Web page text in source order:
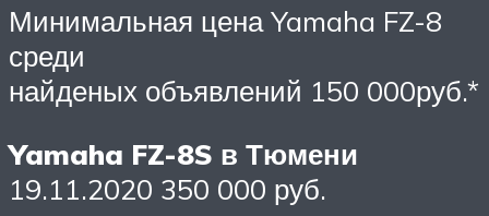
Минимальная цена Yamaha FZ-8
среди
найденых объявлений 150 000руб.*
Yamaha FZ-8S в Тюмени
19.11.2020 350 000 руб.